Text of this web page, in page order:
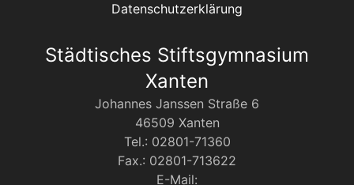
Datenschutzerklärung
Städtisches Stiftsgymnasium
Xanten
Johannes Janssen Straße 6
46509 Xanten
Tel.: 02801-71360
Fax.: 02801-713622
E-Mail: